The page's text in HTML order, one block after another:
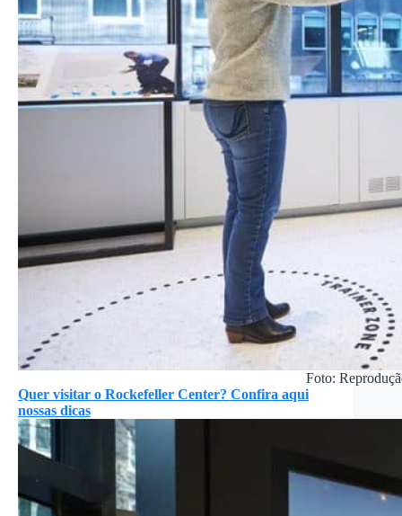
Foto:
Quer visitar o Rockefeller Center? Confira aqui
nossas dicas